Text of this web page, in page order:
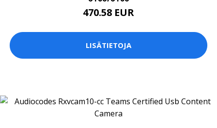
470.58 EUR
LISÄTIETOJA